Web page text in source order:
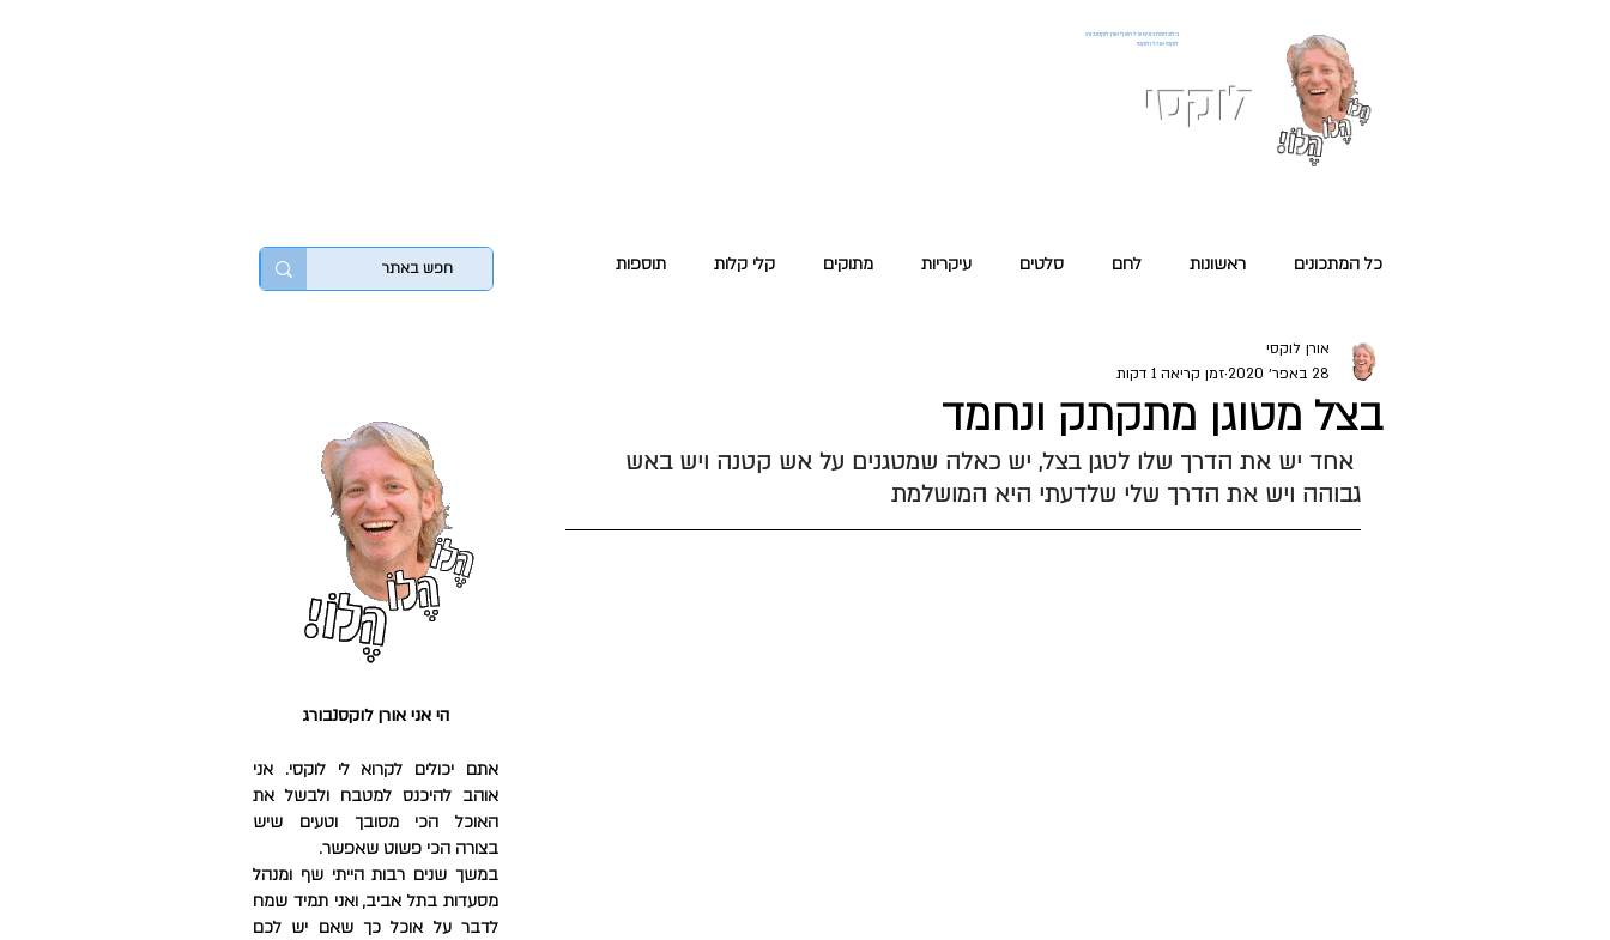
בלוג המתכונים של השף אורן לוקסנבורג
לוקסי אנזל ולוקסי
לוקסי
הי אני אורן לוקסנבורג
אתם יכולים לקרוא לי לוקסי. אני
אוהב להיכנס למטבח ולבשל את
האוכל הכי מסובך וטעים שיש
בצורה הכי פשוט שאפשר.
במשך שנים רבות הייתי שף ומנהל
מסעדות בתל אביב, ואני תמיד שמח
לדבר על אוכל כך שאם יש לכם
כל המתכונים ראשונות לחם סלטים עיקריות מתוקים קלי קלות תוספות
עם הלחם
בצל מטוגן מתקתק ונחמד
אורן לוקסי
28 באפר׳ 2020
זמן קריאה 1 דקות
אחד יש את הדרך שלו לטגן בצל, יש כאלה שמטגנים על אש קטנה ויש באש
גבוהה ויש את הדרך שלי שלדעתי היא המושלמת